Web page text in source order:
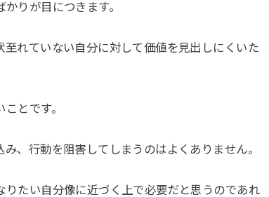
りが目につきます。
れていない自分に対して価値を見出しにくいた
とです。
、行動を阻害してしまうのはよくありません。
たい自分像に近づく上で必要だと思うのであれ